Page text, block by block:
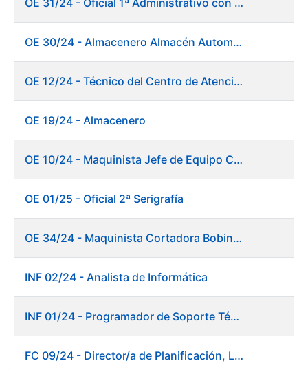
OE 31/24 - Oficial 1ª Administrativo con inglés y francés
OE 30/24 - Almacenero Almacén Automático
OE 12/24 - Técnico del Centro de Atención a Usuarios
OE 19/24 - Almacenero
OE 10/24 - Maquinista Jefe de Equipo Corte y Enfajado
OE 01/25 - Oficial 2ª Serigrafía
OE 34/24 - Maquinista Cortadora Bobinadora. Fábrica Papel
INF 02/24 - Analista de Informática
INF 01/24 - Programador de Soporte Técnico
FC 09/24 - Director/a de Planificación, Logística y Almacenes